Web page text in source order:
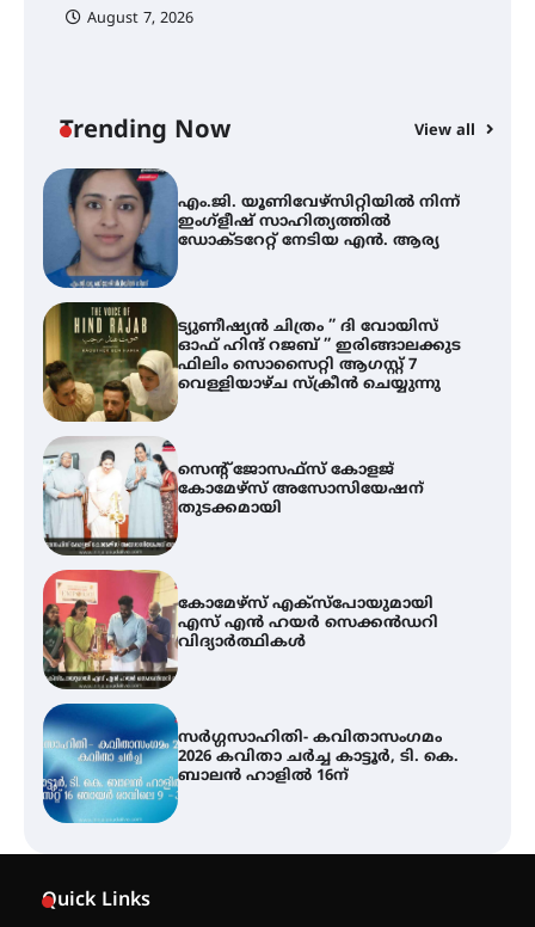
August 7, 2026
Trending Now View all
അവധി
എം.ജി. യൂണിവേഴ്‌സിറ്റിയിൽ നിന്ന്
ഇംഗ്ളീഷ് സാഹിത്യത്തിൽ
ഡോക്ടറേറ്റ് നേടിയ എൻ. ആര്യ
ട്യുണീഷ്യൻ ചിത്രം ” ദി വോയിസ്
ഓഫ് ഹിന്ദ് റജബ് ” ഇരിങ്ങാലക്കുട
ഫിലിം സൊസൈറ്റി ആഗസ്റ്റ് 7
വെള്ളിയാഴ്ച സ്‌ക്രീൻ ചെയ്യുന്നു
സെന്റ് ജോസഫ്സ് കോളജ്
കോമേഴ്‌സ് അസോസിയേഷന്
തുടക്കമായി
കോമേഴ്സ് എക്സ്പോയുമായി
എസ് എൻ ഹയർ സെക്കൻഡറി
വിദ്യാർത്ഥികൾ
സർഗ്ഗസാഹിതി- കവിതാസംഗമം
2026 കവിതാ ചർച്ച കാട്ടൂർ, ടി. കെ.
ബാലൻ ഹാളിൽ 16ന്
Quick Links